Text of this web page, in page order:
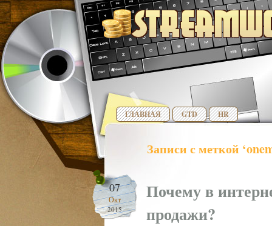
ГЛАВНАЯ GTD HR
Записи с меткой
07
Окт
2015
Почему в
продажи?